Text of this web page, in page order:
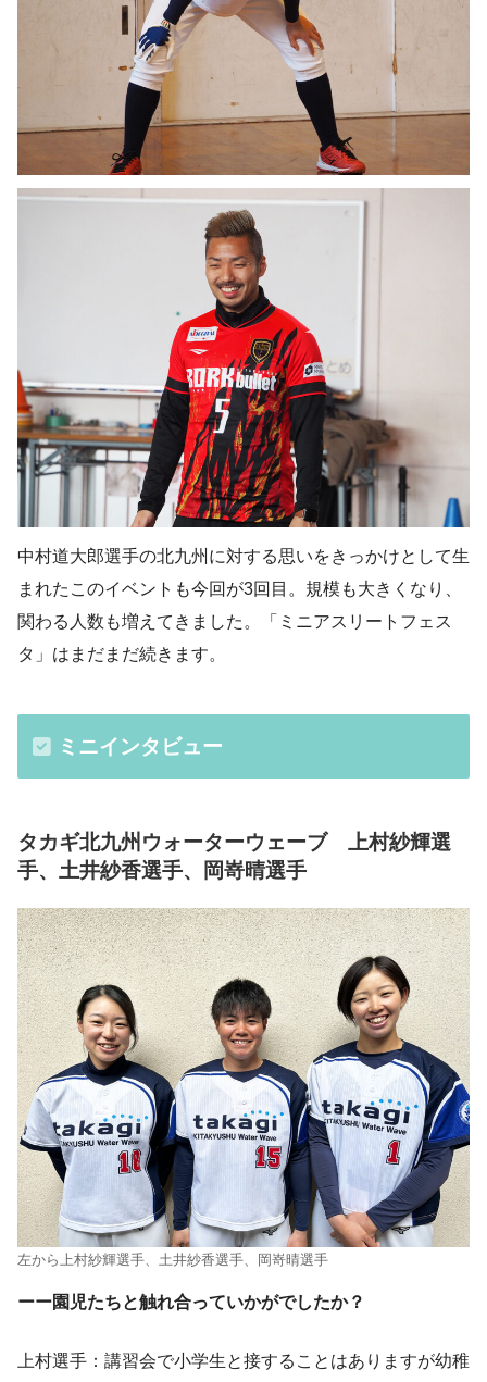
中村道大郎選手の北九州に対する思いをきっかけとして生
まれたこのイベントも今回が3回目。規模も大きくなり、
関わる人数も増えてきました。「ミニアスリートフェス
タ」はまだまだ続きます。
ミニインタビュー
タカギ北九州ウォーターウェーブ 上村紗輝選
手、土井紗香選手、岡嵜晴選手
左から上村紗輝選手、土井紗香選手、岡嵜晴選手
ーー園児たちと触れ合っていかがでしたか？
上村選手：講習会で小学生と接することはありますが幼稚